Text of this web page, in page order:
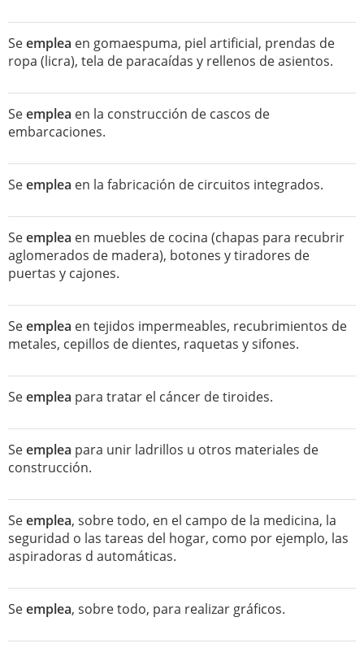
Seemplea en gomaespuma, piel artificial, prendas de
ropa (licra), tela de paracaídas y rellenos de asientos.
Seemplea en la construcción de cascos de
embarcaciones.
Seemplea en la fabricación de circuitos integrados.
Seemplea en muebles de cocina (chapas para recubrir
aglomerados de madera), botones y tiradores de
puertas y cajones.
Seemplea en tejidos impermeables, recubrimientos de
metales, cepillos de dientes, raquetas y sifones.
Seemplea para tratar el cáncer de tiroides.
Seemplea para unir ladrillos u otros materiales de
construcción.
Seemplea, sobre todo, en el campo de la medicina, la
seguridad o las tareas del hogar, como por ejemplo, las
aspiradoras d automáticas.
Seemplea, sobre todo, para realizar gráficos.